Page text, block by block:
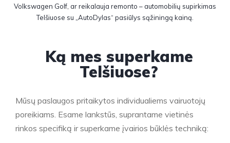
Ką mes superkame
Telšiuose?
Mūsų paslaugos pritaikytos individualiems vairuotojų
poreikiams. Esame lankstūs, suprantame vietinės
rinkos specifiką ir superkame įvairios būklės techniką:
Volkswagen Golf, ar reikalauja remonto – automobilių supirkimas
Telšiuose su „AutoDylas“ pasiūlys sąžiningą kainą.